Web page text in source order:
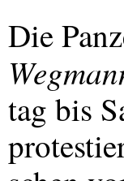
Die
tag bis